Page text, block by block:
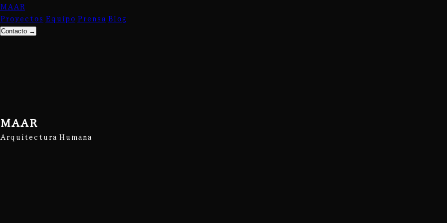
MAAR
Proyectos Equipo Prensa Blog
Contacto →
MAAR
Arquitectura Humana